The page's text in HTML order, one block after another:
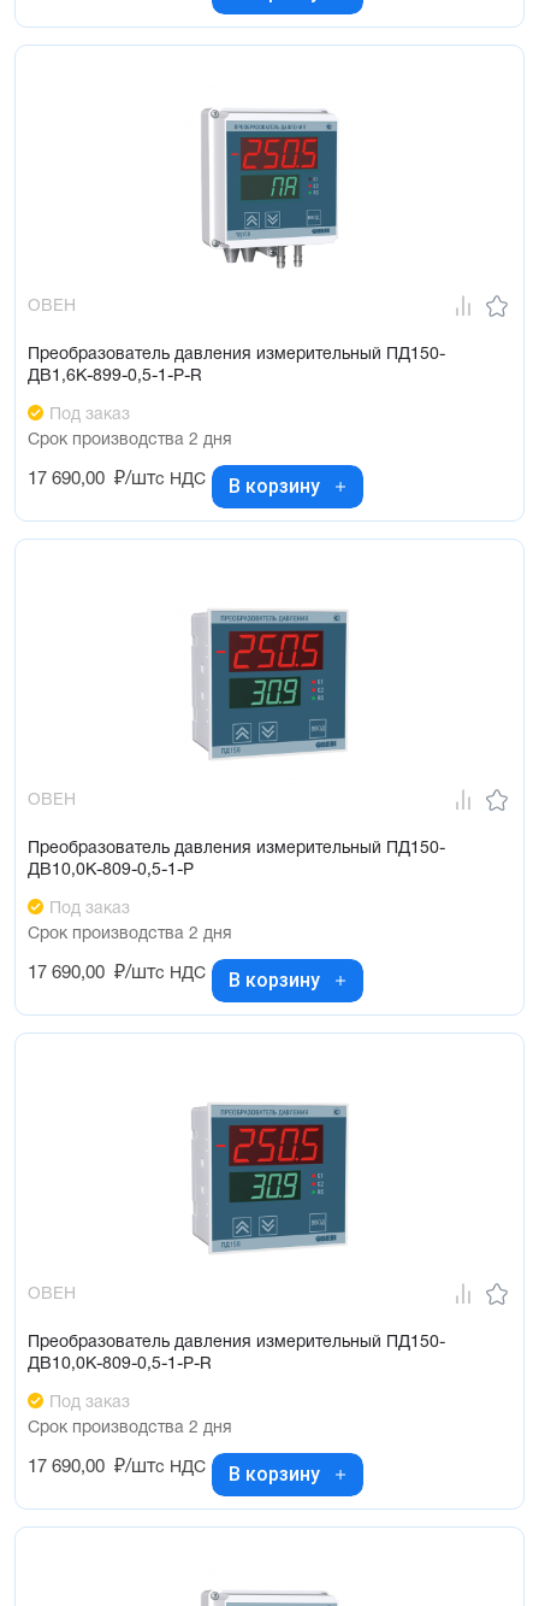
ОВЕН
Преобразователь давления измерительный ПД150-
ДВ1,6К-899-0,5-1-Р-R
Под заказ
Срок производства 2 дня
17 690,00 ₽/штс НДС В корзину
ОВЕН
Преобразователь давления измерительный ПД150-
ДВ10,0К-809-0,5-1-Р
Под заказ
Срок производства 2 дня
17 690,00 ₽/штс НДС В корзину
ОВЕН
Преобразователь давления измерительный ПД150-
ДВ10,0К-809-0,5-1-Р-R
Под заказ
Срок производства 2 дня
17 690,00 ₽/штс НДС В корзину